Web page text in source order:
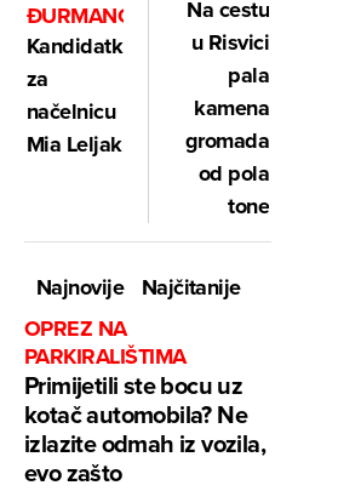
ĐURMANCU
Kandidatkinja
za
načelnicu
Mia Leljak
Na cestu
u Risvici
pala
kamena
gromada
od pola
tone
Najnovije
Najčitanije
OPREZ NA
PARKIRALIŠTIMA
Primijetili ste bocu uz
kotač automobila? Ne
izlazite odmah iz vozila,
evo zašto